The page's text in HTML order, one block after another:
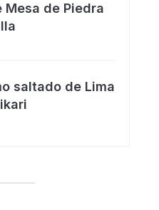
Mesa de Piedra
saltado de Lima